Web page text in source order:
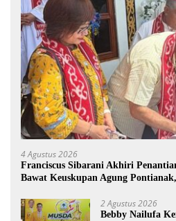
4 Agustus 2026
Franciscus Sibarani Akhiri
Bawat Keuskupan Agung
2 Agustus 2026
Bebby Nailufa